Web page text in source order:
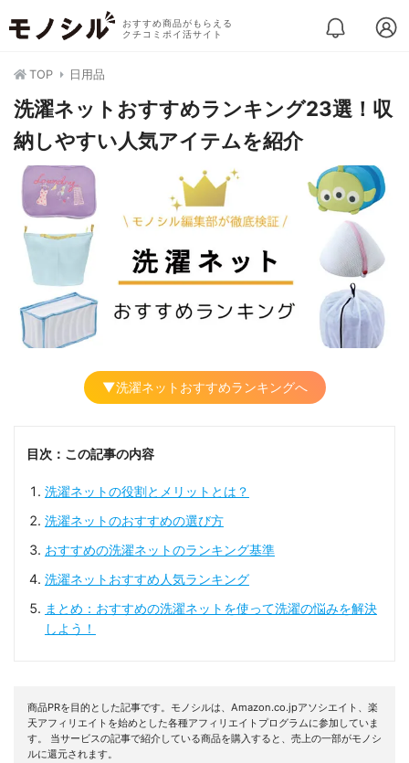
おすすめ商品がもらえる
クチコミポイ活サイト
TOP 日用品
洗濯ネットおすすめランキング23選！収
納しやすい人気アイテムを紹介
▼洗濯ネットおすすめランキングへ
目次：この記事の内容
洗濯ネットの役割とメリットとは？
洗濯ネットのおすすめの選び方
おすすめの洗濯ネットのランキング基準
洗濯ネットおすすめ人気ランキング
まとめ：おすすめの洗濯ネットを使って洗濯の悩みを解決
しよう！
商品PRを目的とした記事です。モノシルは、Amazon.co.jpアソシエイト、楽
天アフィリエイトを始めとした各種アフィリエイトプログラムに参加していま
す。 当サービスの記事で紹介している商品を購入すると、売上の一部がモノシ
ルに還元されます。